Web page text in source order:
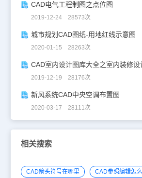
CAD电气工程制图之点位图
2019-12-24 28573次
城市规划CAD图纸-用地红线示意图
2020-01-15 28263次
CAD室内设计图库大全之室内装修设
2019-12-19 28176次
新风系统CAD中央空调布置图
2020-03-17 28111次
相关搜索
CAD箭头符号在哪里 CAD参照编辑怎